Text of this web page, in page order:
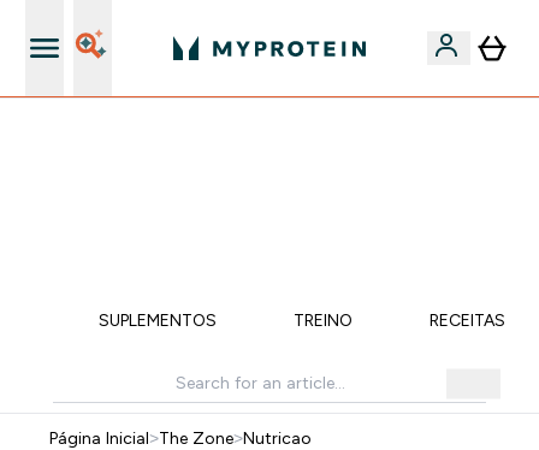
SUPLEMENTOS TREINO RECEITAS
Página Inicial>The Zone>Nutricao